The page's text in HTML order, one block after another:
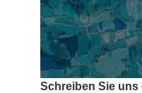
Schreiben Sie uns